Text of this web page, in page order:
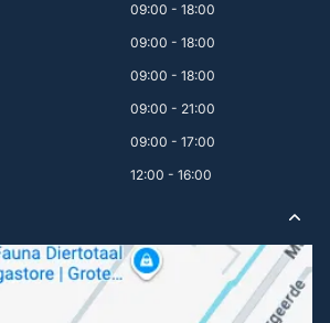
09:00 - 18:00
09:00 - 18:00
09:00 - 18:00
09:00 - 21:00
09:00 - 17:00
12:00 - 16:00